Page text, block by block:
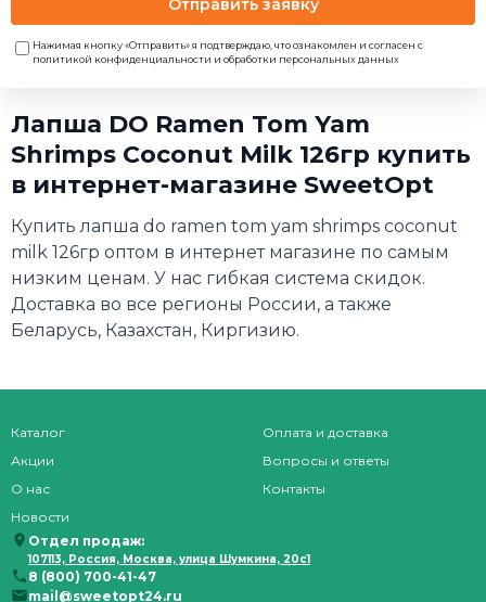
Отправить заявку
Нажимая кнопку «Отправить» я подтверждаю, что ознакомлен и согласен с
политикой конфиденциальности и обработки персональных данных
Лапша DO Ramen Tom Yam
Shrimps Coconut Milk 126гр купить
в интернет-магазине SweetOpt
Купить лапша do ramen tom yam shrimps coconut
milk 126гр оптом в интернет магазине по самым
низким ценам. У нас гибкая система скидок.
Доставка во все регионы России, а также
Беларусь, Казахстан, Киргизию.
Каталог
Акции
О нас
Новости
Оплата и доставка
Вопросы и ответы
Контакты
Отдел продаж:
107113, Россия, Москва, улица Шумкина, 20с1
8 (800) 700-41-47
mail@sweetopt24.ru